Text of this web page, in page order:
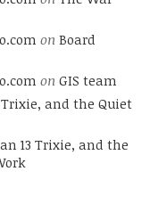
on Board
on GIS team
Trixie, and the Quiet
13 Trixie, and the